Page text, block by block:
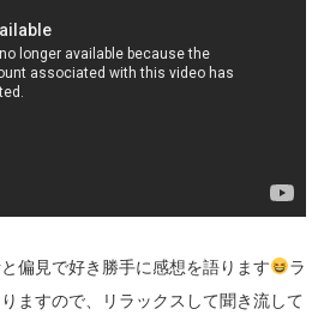
偏見で好き勝手に感想を語ります
ラ
ますので、リラックスして聞き流して